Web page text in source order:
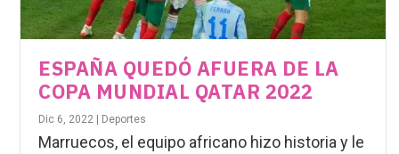
ESPAÑA QUEDÓ AFUERA DE LA
COPA MUNDIAL QATAR 2022
Dic 6, 2022 Deportes
Marruecos, el equipo africano hizo historia y le